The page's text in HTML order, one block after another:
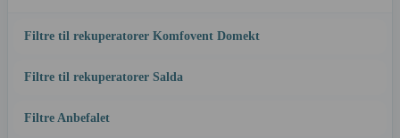
Filtre til rekuperatorer Komfovent Domekt
Filtre til rekuperatorer Salda
Filtre Anbefalet